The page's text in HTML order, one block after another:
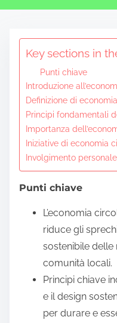
Key sections in
Punti chiave
Introduzione
Definizione di
Principi fondamentali
Importanza
Iniziative di economia
Involgimento
Punti chiave
L’economia
riduce gli
sostenibile
comunità locali.
Principi chiave
e il design
per durare e